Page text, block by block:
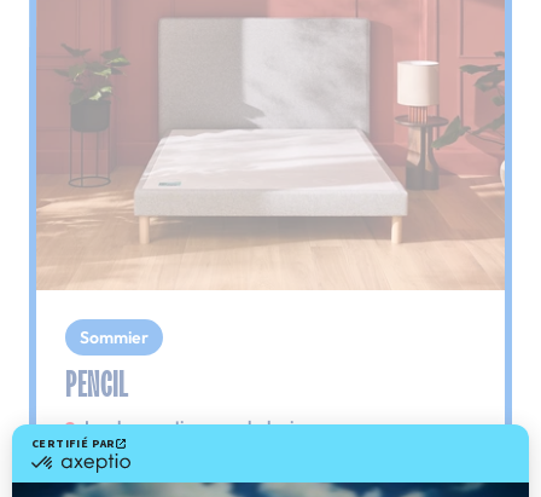
Sommier
PENCIL
Le plus : soutien morphologique
Grâce à ses 3 zones de confort, le sommier
Pencil vous assure tout son soutien. Avec les